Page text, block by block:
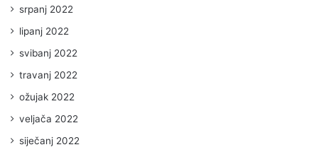
srpanj 2022
lipanj 2022
svibanj 2022
travanj 2022
ožujak 2022
veljača 2022
siječanj 2022